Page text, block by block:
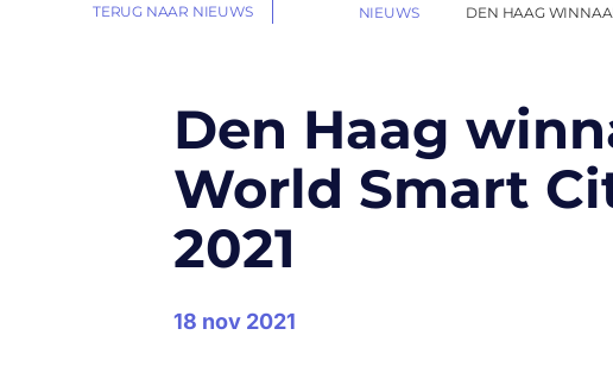
TERUG NAAR NIEUWS NIEUWS DEN HAAG
Den Haag
World Smart
2021
18 nov 2021